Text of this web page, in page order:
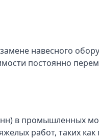
навесного
постоянно
в промышленных
работ, таких